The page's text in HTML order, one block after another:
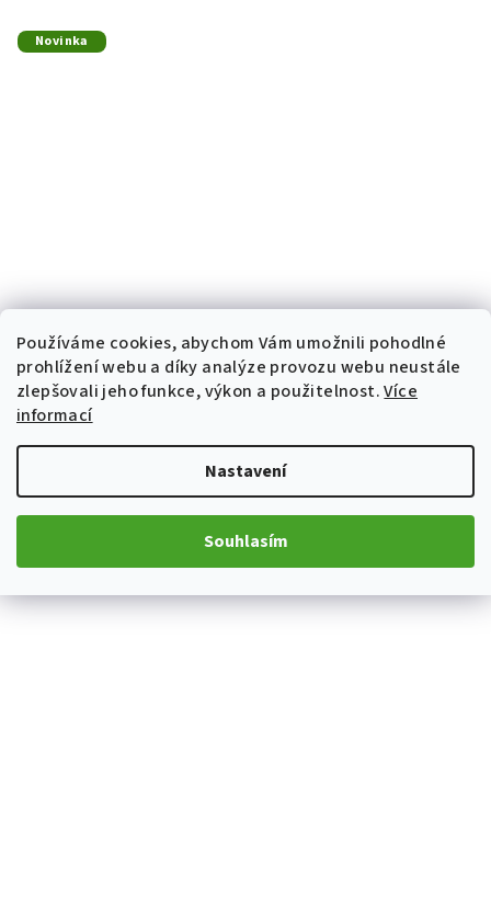
Používáme cookies, abychom Vám umožnili pohodlné
prohlížení webu a díky analýze provozu webu neustále
zlepšovali jeho funkce, výkon a použitelnost.Více
informací
Nastavení
Souhlasím
Novinka
Dětské tričko Dual MM93Limitovaná edice
8-10R
Dle varianty
Detail